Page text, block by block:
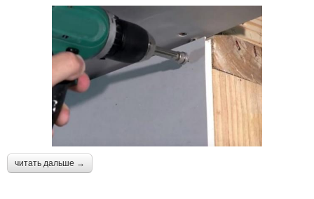
читать дальше →